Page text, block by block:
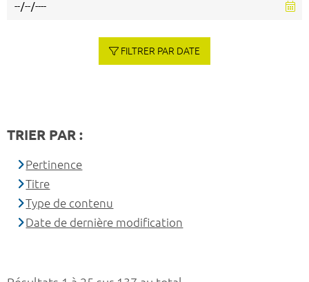
FILTRER PAR DATE
TRIER PAR :
Pertinence
Titre
Type de contenu
Date de dernière modification